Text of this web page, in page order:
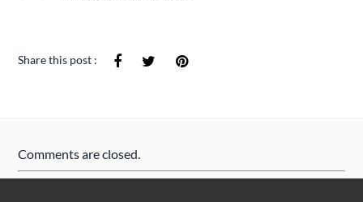
Share this post :
Comments are closed.